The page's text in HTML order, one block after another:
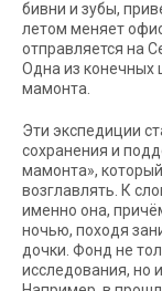
бивни и зубы,
летом меняет
отправляется на
Одна из конечных
мамонта.
Эти экспедиции
сохранения и
мамонта»,
возглавлять. К
именно она,
ночью, походя
дочки. Фонд не
исследования, но